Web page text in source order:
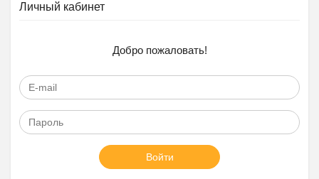
Личный кабинет
Добро пожаловать!
Войти